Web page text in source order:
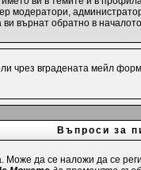
модератори,
върнат обратно в
чрез вградената мейл
Въпроси за
да се наложи да се